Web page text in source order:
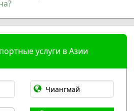
услуги в Азии